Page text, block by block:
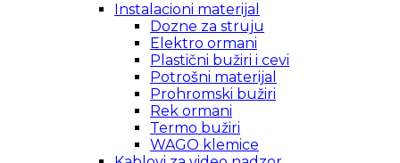
Instalacioni materijal
Dozne za struju
Elektro ormani
Plastični bužiri i cevi
Potrošni materijal
Prohromski bužiri
Rek ormani
Termo bužiri
WAGO klemice